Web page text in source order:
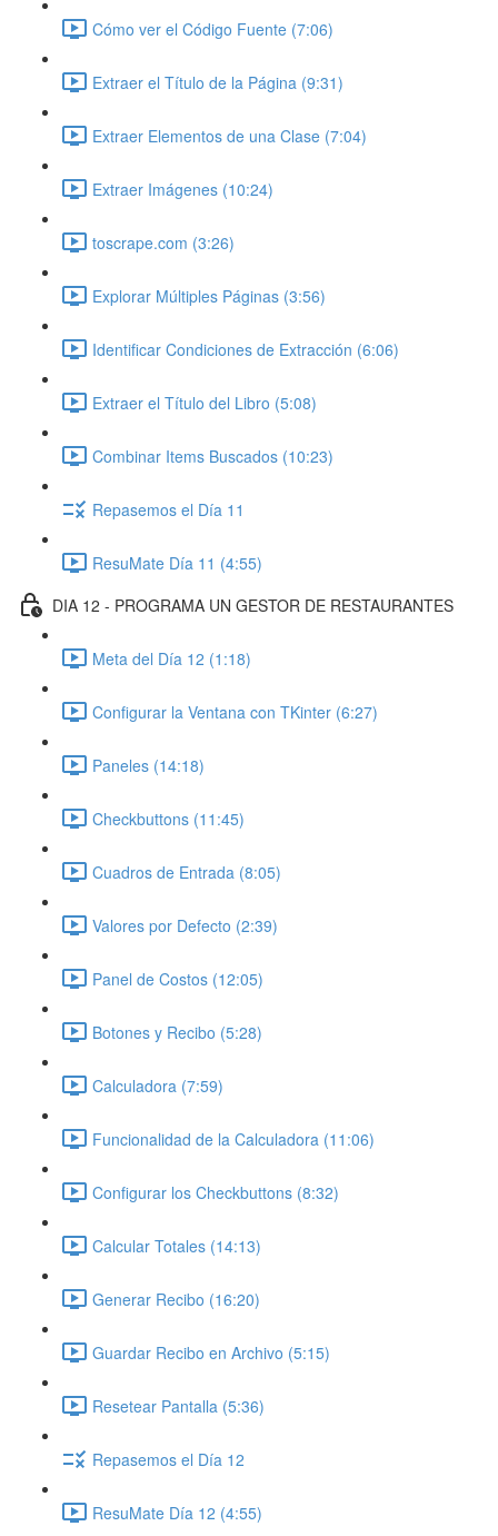
Cómo ver el Código Fuente (7:06)
Extraer el Título de la Página (9:31)
Extraer Elementos de una Clase (7:04)
Extraer Imágenes (10:24)
toscrape.com (3:26)
Explorar Múltiples Páginas (3:56)
Identificar Condiciones de Extracción (6:06)
Extraer el Título del Libro (5:08)
Combinar Items Buscados (10:23)
Repasemos el Día 11
ResuMate Día 11 (4:55)
DIA 12 - PROGRAMA UN GESTOR DE RESTAURANTES
Meta del Día 12 (1:18)
Configurar la Ventana con TKinter (6:27)
Paneles (14:18)
Checkbuttons (11:45)
Cuadros de Entrada (8:05)
Valores por Defecto (2:39)
Panel de Costos (12:05)
Botones y Recibo (5:28)
Calculadora (7:59)
Funcionalidad de la Calculadora (11:06)
Configurar los Checkbuttons (8:32)
Calcular Totales (14:13)
Generar Recibo (16:20)
Guardar Recibo en Archivo (5:15)
Resetear Pantalla (5:36)
Repasemos el Día 12
ResuMate Día 12 (4:55)